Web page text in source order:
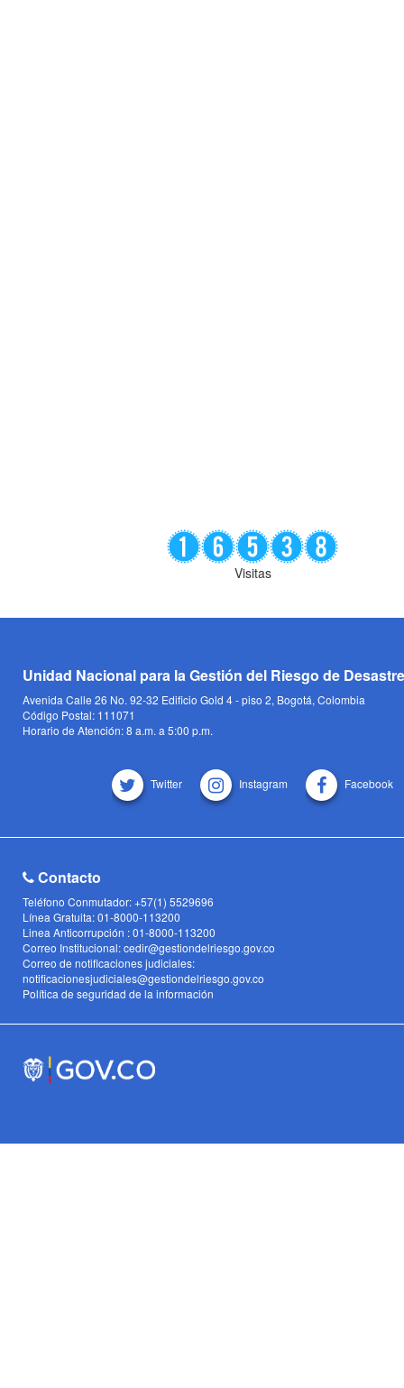
Visitas
Unidad Nacional para la Gestión del Riesgo de
Avenida Calle 26 No. 92-32 Edificio Gold 4 - piso 2, Bogotá, Colombia
Código Postal: 111071
Horario de Atención: 8 a.m. a 5:00 p.m.
Twitter Instagram Facebook
Contacto
Teléfono Conmutador: +57(1) 5529696
Línea Gratuita: 01-8000-113200
Linea Anticorrupción : 01-8000-113200
Correo Institucional: cedir@gestiondelriesgo.gov.co
Correo de notificaciones judiciales:
notificacionesjudiciales@gestiondelriesgo.gov.co
Política de seguridad de la información